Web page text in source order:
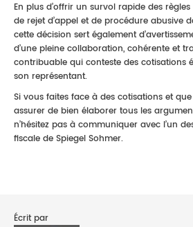
En plus d’offrir un survol rapide des
de rejet d’appel et de procédure abusive
cette décision sert également
d’une pleine collaboration, cohérente et
contribuable qui conteste des cotisations
son représentant.
Si vous faites face à des cotisations et
assurer de bien élaborer tous les
n’hésitez pas à communiquer avec l’un
fiscale de Spiegel Sohmer.
Écrit par